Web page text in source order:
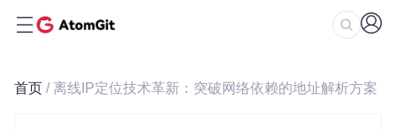
首页 / 离线IP定位技术革新：突破网络依赖的地址解析方案